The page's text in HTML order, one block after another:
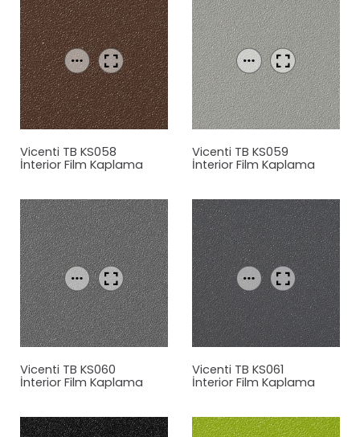
Vicenti TB KS058
İnterior Film Kaplama
Vicenti TB KS059
İnterior Film Kaplama
Vicenti TB KS060
İnterior Film Kaplama
Vicenti TB KS061
İnterior Film Kaplama